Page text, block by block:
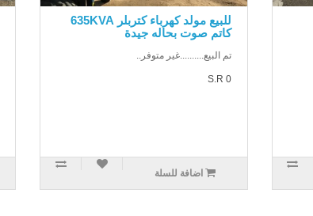
للبيع مولد كهرباء كتربلر 635KVA
كاتم صوت بحاله جيدة
تم البيع..........غير متوفر..
S.R 0
اضافة للسلة